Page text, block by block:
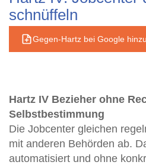
schnüffeln
Gegen-Hartz bei Google
Hartz IV Bezieher ohne
Selbstbestimmung
Die Jobcenter gleichen
mit anderen Behörden ab.
automatisiert und ohne